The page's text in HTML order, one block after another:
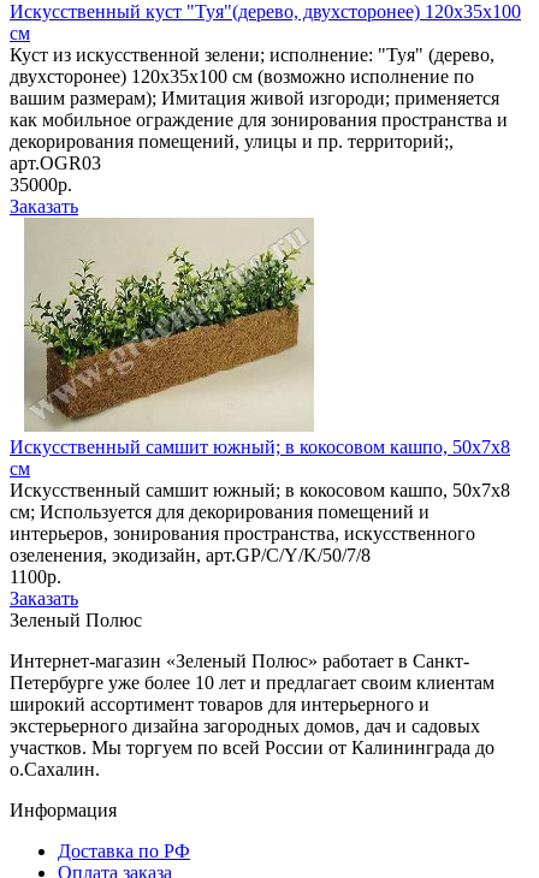
Искусственный куст "Туя"(дерево, двухсторонее) 120х35х100
cм
Куст из искусственной зелени; исполнение: "Туя" (дерево,
двухсторонее) 120х35х100 cм (возможно исполнение по
вашим размерам); Имитация живой изгороди; применяется
как мобильное ограждение для зонирования пространства и
декорирования помещений, улицы и пр. территорий;,
арт.OGR03
35000р.
Заказать
Искусственный самшит южный; в кокосовом кашпо, 50х7х8
см
Искусственный самшит южный; в кокосовом кашпо, 50х7х8
см; Используется для декорирования помещений и
интерьеров, зонирования пространства, искусственного
озеленения, экодизайн, арт.GP/C/Y/K/50/7/8
1100р.
Заказать
Зеленый Полюс
Интернет-магазин «Зеленый Полюс» работает в Санкт-
Петербурге уже более 10 лет и предлагает своим клиентам
широкий ассортимент товаров для интерьерного и
экстерьерного дизайна загородных домов, дач и садовых
участков. Мы торгуем по всей России от Калининграда до
о.Сахалин.
Информация
Доставка по РФ
Оплата заказа